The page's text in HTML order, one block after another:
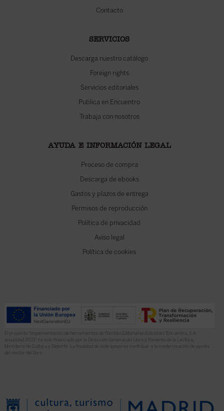
Contacto
SERVICIOS
Descarga nuestro catálogo
Foreign rights
Servicios editoriales
Publica en Encuentro
Trabaja con nosotros
AYUDA E INFORMACIÓN LEGAL
Proceso de compra
Descarga de ebooks
Gastos y plazos de entrega
Permisos de reproducción
Política de privacidad
Aviso legal
Política de cookies
El proyecto “Implementación de herramientas de Gestión Editorial en Ediciones Encuentro, S.A.
anualidad 2022” ha sido financiado por la Dirección General del Libro y Fomento de la Lectura,
Ministerio de Cultura y Deporte. La finalidad de este apoyo es contribuir a la modernización de pymes
del sector del libro.